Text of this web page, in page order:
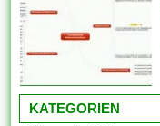
KATEGORIEN